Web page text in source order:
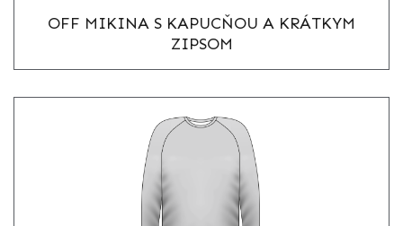
OFF MIKINA S KAPUCŇOU A KRÁTKYM
ZIPSOM